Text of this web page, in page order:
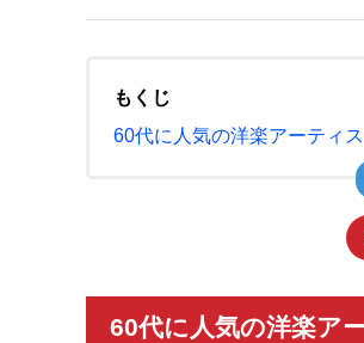
もくじ
60代に人気の洋楽アーティ
60代に人気の洋楽ア